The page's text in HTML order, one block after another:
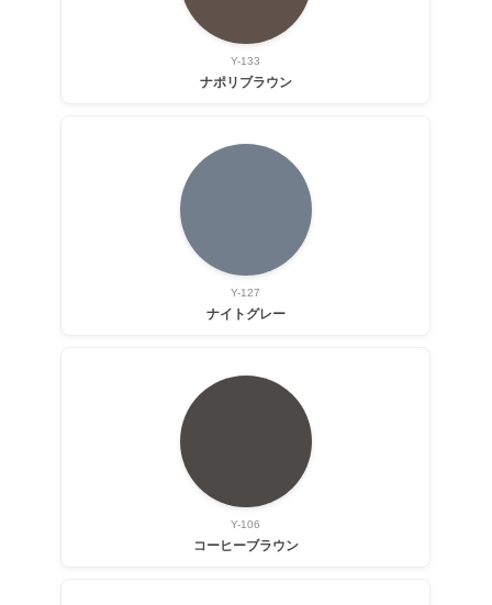
Y-133
ナポリブラウン
Y-127
ナイトグレー
Y-106
コーヒーブラウン